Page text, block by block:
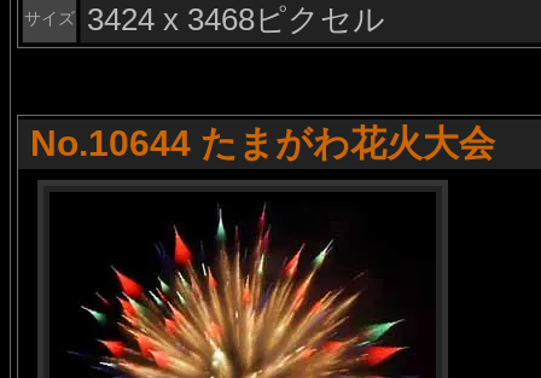
サイズ 3424 x 3468ピクセル
No.10644 たまがわ花火大会